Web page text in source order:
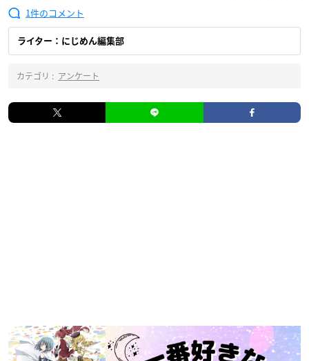
1
ライター：にじめん編集部
カテゴリ : アンケート